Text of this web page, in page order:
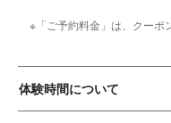
※「ご予約料金」は、クーポ
体験時間について